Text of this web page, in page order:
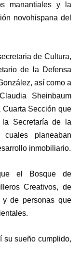
manantiales y la
novohispana del
de Cultura,
de la Defensa
así como a
Sheinbaum
Cuarta Sección que
Secretaría de la
planeaban
inmobiliario.
el Bosque de
Creativos, de
de personas que
su sueño cumplido,